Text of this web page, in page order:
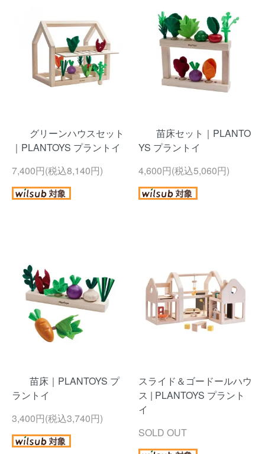
グリーンハウスセット
｜PLANTOYS プラントイ
7,400円(税込8,140円)
苗床セット｜PLANTO
YS プラントイ
4,600円(税込5,060円)
苗床｜PLANTOYS プ
ラントイ
3,400円(税込3,740円)
スライド＆ゴードールハウ
ス | PLANTOYS プラント
イ
SOLD OUT